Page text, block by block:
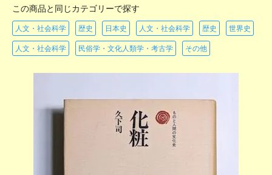
この商品と同じカテゴリーで探す
人文・社会科学 歴史 日本史 人文・社会科学 歴史 世界史
人文・社会科学 民俗学・文化人類学・考古学 その他